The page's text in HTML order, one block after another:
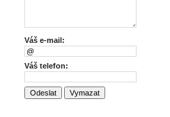
Váš e-mail:
Váš telefon: